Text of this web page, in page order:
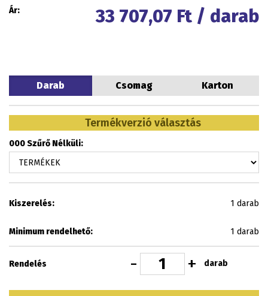
Ár: 33 707,07 Ft / darab
Darab Csomag Karton
Termékverzió választás
000 Szűrő Nélküli:
Kiszerelés: 1 darab
Minimum rendelhető: 1 darab
Rendelés - + darab